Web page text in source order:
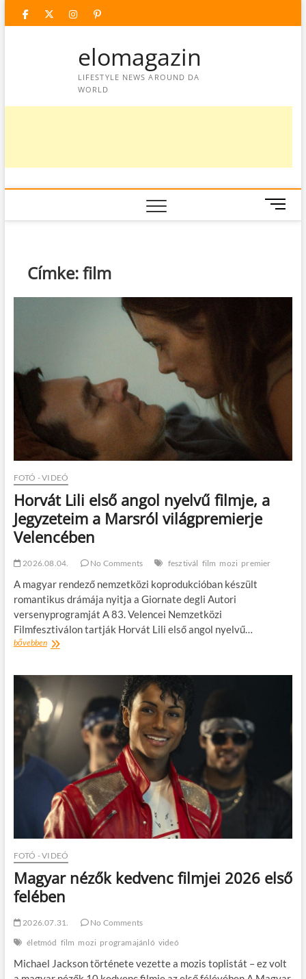
facebooktwitter
instagram
googleplus
pinterest
elomagazin
LIFESTYLE NEWS AROUND DA
WORLD
M
e
Címke:film
FOTÓ - VIDEÓ
Horvát Lili első angol nyelvű filmje, a
Jegyzeteim a Marsról világpremierje
Velencében
2026.08.04. No Comments fesztivál film mozi premier
A magyar rendező nemzetközi koprodukcióban készült
romantikus drámája nyitja a Giornate degli Autori
versenyprogramját A 83. Velencei Nemzetközi
Filmfesztiválon tartják Horvát Lili első angol nyelvű…
bővebbenHorvát
filmje,
a
Jegyzeteim
világpremierje
Velencében
FOTÓ - VIDEÓ
Magyar nézők kedvenc filmjei 2026 első
felében
2026.07.31.
No Comments
életmód film mozi programajánló videó
Michael Jackson története vezette a mozis toplistát – ez volt